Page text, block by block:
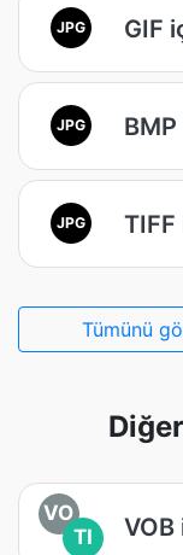
JPG GIF
JPG
JPG TIFF
Tümünü
VO
TI
VOB